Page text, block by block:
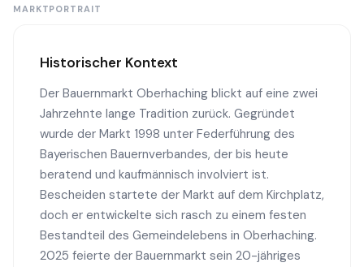
MARKTPORTRAIT
Historischer Kontext
Der Bauernmarkt Oberhaching blickt auf eine zwei
Jahrzehnte lange Tradition zurück. Gegründet
wurde der Markt 1998 unter Federführung des
Bayerischen Bauernverbandes, der bis heute
beratend und kaufmännisch involviert ist.
Bescheiden startete der Markt auf dem Kirchplatz,
doch er entwickelte sich rasch zu einem festen
Bestandteil des Gemeindelebens in Oberhaching.
2025 feierte der Bauernmarkt sein 20-jähriges